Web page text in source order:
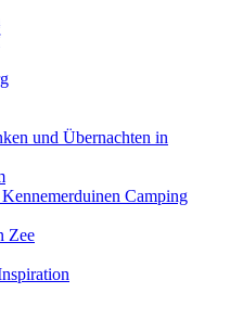
und Übernachten in
Camping
Zee